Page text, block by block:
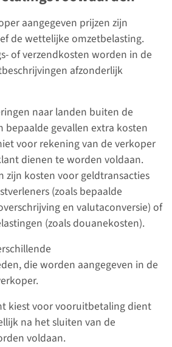
aangegeven prijzen zijn
de wettelijke omzetbelasting.
of verzendkosten worden in de
afzonderlijk
naar landen buiten de
bepaalde gevallen extra kosten
voor rekening van de verkoper
dienen te worden voldaan.
zijn kosten voor geldtransacties
(zoals bepaalde
en valutaconversie) of
(zoals douanekosten).
die worden aangegeven in de
kiest voor vooruitbetaling dient
na het sluiten van de
voldaan.